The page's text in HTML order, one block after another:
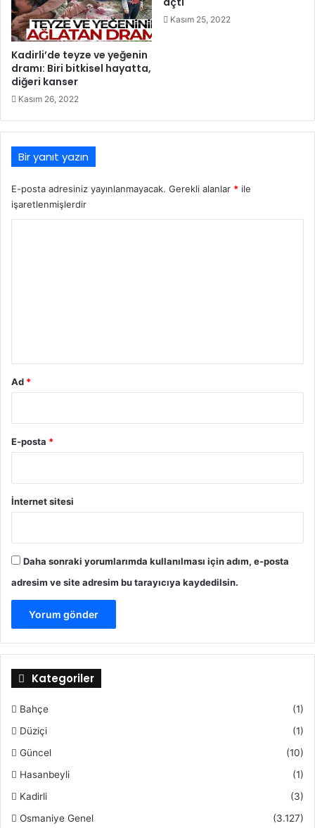
Kadirli’de teyze ve yeğenin
dramı: Biri bitkisel hayatta,
diğeri kanser
Kasım 26, 2022
Kasım 25, 2022
Bir yanıt yazın
E-posta adresiniz yayınlanmayacak. Gerekli alanlar * ile
işaretlenmişlerdir
Ad *
E-posta *
İnternet sitesi
Daha sonraki yorumlarımda kullanılması için adım, e-posta
adresim ve site adresim bu tarayıcıya kaydedilsin.
Kategoriler
Bahçe
(1)
Düziçi
(1)
Güncel
(10)
Hasanbeyli
(1)
Kadirli
(3)
Osmaniye Genel
(3.127)